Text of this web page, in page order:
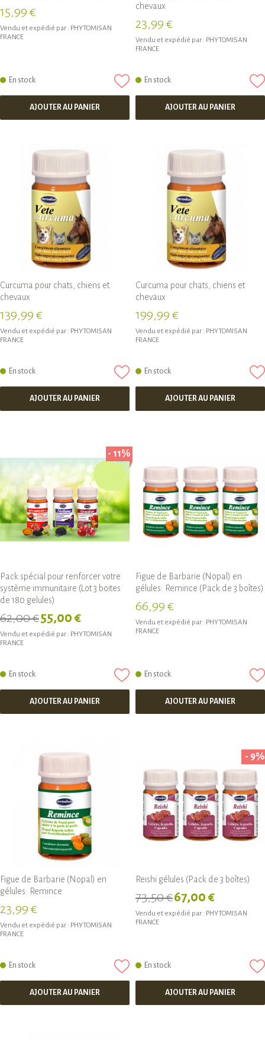
15,99 €
Vendu et expédié par : PHYTOMISAN
FRANCE
En stock
AJOUTER AU PANIER
chevaux
23,99 €
Vendu et expédié par : PHYTOMISAN
FRANCE
En stock
AJOUTER AU PANIER
Curcuma pour chats, chiens et
chevaux
139,99 €
Vendu et expédié par : PHYTOMISAN
FRANCE
En stock
AJOUTER AU PANIER
Curcuma pour chats, chiens et
chevaux
199,99 €
Vendu et expédié par : PHYTOMISAN
FRANCE
En stock
AJOUTER AU PANIER
- 11%
Pack spécial pour renforcer votre
système immunitaire (Lot 3 boites
de 180 gelules)
62,00 €55,00 €
Vendu et expédié par : PHYTOMISAN
FRANCE
En stock
AJOUTER AU PANIER
Figue de Barbarie (Nopal) en
gélules: Remince (Pack de 3 boîtes)
66,99 €
Vendu et expédié par : PHYTOMISAN
FRANCE
En stock
AJOUTER AU PANIER
Figue de Barbarie (Nopal) en
gélules: Remince
23,99 €
Vendu et expédié par : PHYTOMISAN
FRANCE
En stock
AJOUTER AU PANIER
- 9%
Reishi gélules (Pack de 3 boîtes)
73,50 €67,00 €
Vendu et expédié par : PHYTOMISAN
FRANCE
En stock
AJOUTER AU PANIER